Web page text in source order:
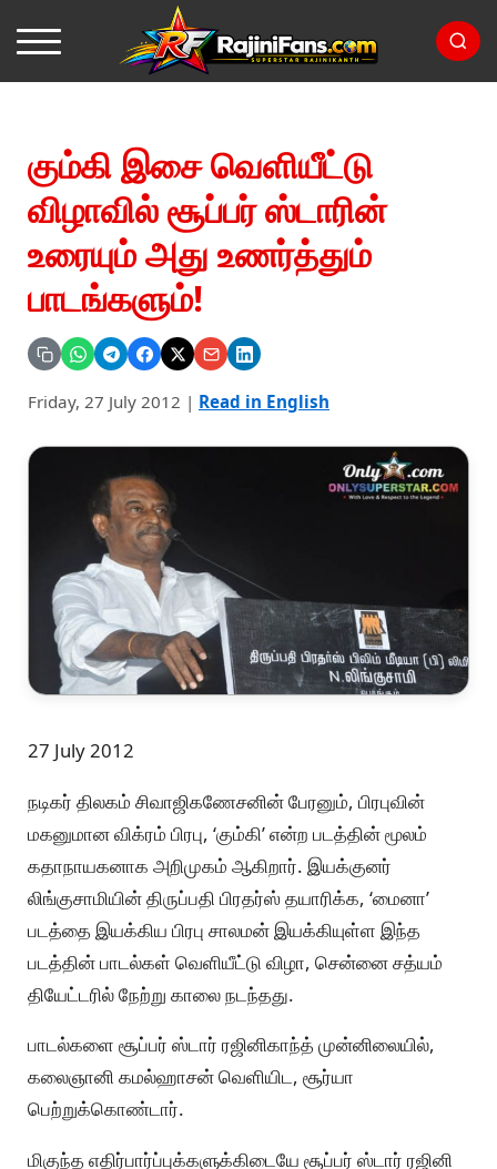
கும்கி இசை வெளியீட்டு
விழாவில் சூப்பர் ஸ்டாரின்
உரையும் அது உணர்த்தும்
பாடங்களும்!
Friday, 27 July 2012 | Read in English
27 July 2012
நடிகர் திலகம் சிவாஜிகணேசனின் பேரனும், பிரபுவின்
மகனுமான விக்ரம் பிரபு, ‘கும்கி’ என்ற படத்தின் மூலம்
கதாநாயகனாக அறிமுகம் ஆகிறார். இயக்குனர்
லிங்குசாமியின் திருப்பதி பிரதர்ஸ் தயாரிக்க, ‘மைனா’
படத்தை இயக்கிய பிரபு சாலமன் இயக்கியுள்ள இந்த
படத்தின் பாடல்கள் வெளியீட்டு விழா, சென்னை சத்யம்
தியேட்டரில் நேற்று காலை நடந்தது.
பாடல்களை சூப்பர் ஸ்டார் ரஜினிகாந்த் முன்னிலையில்,
கலைஞானி கமல்ஹாசன் வெளியிட, சூர்யா
பெற்றுக்கொண்டார்.
மிகுந்த எதிர்பார்ப்புக்களுக்கிடையே சூப்பர் ஸ்டார் ரஜினி